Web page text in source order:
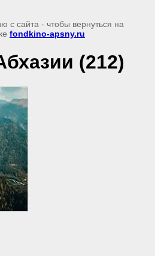
с сайта - чтобы вернуться на
fondkino-apsny.ru
(212)